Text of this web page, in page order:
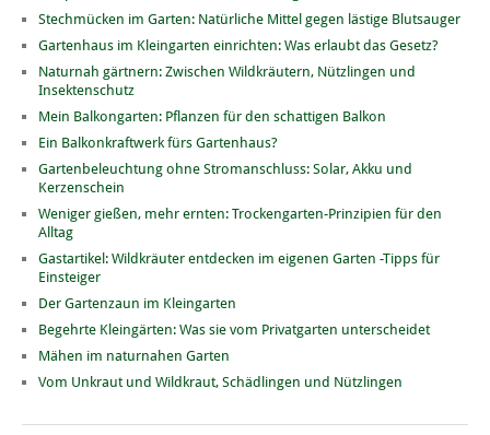
Stechmücken im Garten: Natürliche Mittel gegen lästige Blutsauger
Gartenhaus im Kleingarten einrichten: Was erlaubt das Gesetz?
Naturnah gärtnern: Zwischen Wildkräutern, Nützlingen und
Insektenschutz
Mein Balkongarten: Pflanzen für den schattigen Balkon
Ein Balkonkraftwerk fürs Gartenhaus?
Gartenbeleuchtung ohne Stromanschluss: Solar, Akku und
Kerzenschein
Weniger gießen, mehr ernten: Trockengarten-Prinzipien für den
Alltag
Gastartikel: Wildkräuter entdecken im eigenen Garten -Tipps für
Einsteiger
Der Gartenzaun im Kleingarten
Begehrte Kleingärten: Was sie vom Privatgarten unterscheidet
Mähen im naturnahen Garten
Vom Unkraut und Wildkraut, Schädlingen und Nützlingen